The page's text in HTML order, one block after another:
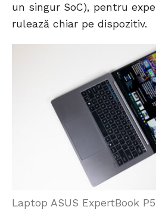
un singur SoC), pentru
rulează chiar pe dispozitiv.
Laptop ASUS ExpertBook